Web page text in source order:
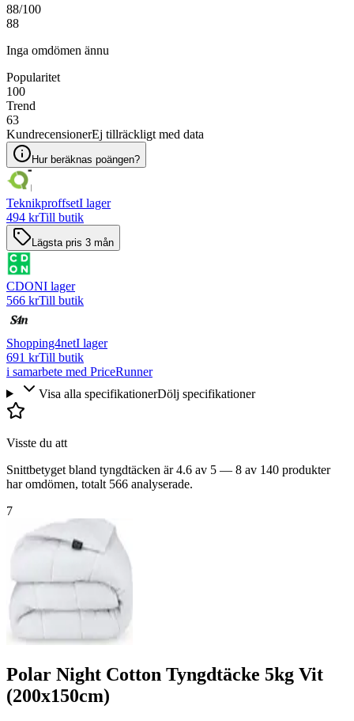
88/100
88
Inga omdömen ännu
Popularitet
100
Trend
63
KundrecensionerEj tillräckligt med data
Hur beräknas poängen?
TeknikproffsetI lager
494 krTill butik
Lägsta pris 3 mån
CDONI lager
566 krTill butik
Shopping4netI lager
691 krTill butik
i samarbete med PriceRunner
Visa alla specifikationerDölj specifikationer
Visste du att
Snittbetyget bland tyngdtäcken är 4.6 av 5 — 8 av 140 produkter
har omdömen, totalt 566 analyserade.
7
Polar Night Cotton Tyngdtäcke 5kg Vit
(200x150cm)